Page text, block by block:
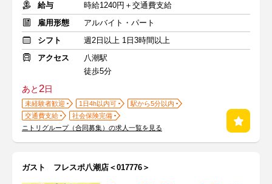
給与
時給1240円＋交通費支給
雇用形態
アルバイト・パート
シフト
週2日以上 1日3時間以上
アクセス
八潮駅
徒歩5分
あと2日
未経験者歓迎 1日4h以内可
駅から5分以内
交通費支給
社会保険完備
ニトリグループ（合同募集）の求人一覧を見る
ガスト フレスポ八潮店＜017776＞